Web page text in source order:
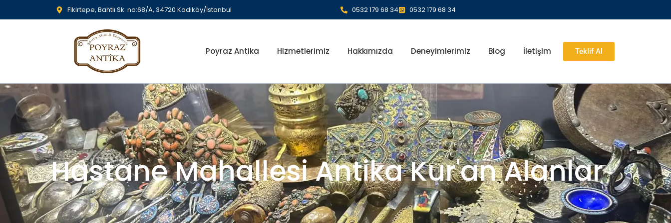
Fikirtepe, Bahtlı Sk. no:68/A, 34720 Kadıköy/İstanbul 0532 179 68 34 0532 179 68 34
Poyraz Antika Hizmetlerimiz Hakkımızda Deneyimlerimiz Blog İletişim Teklif Al
Hastane Mahallesi Antika Kur'an Alanlar